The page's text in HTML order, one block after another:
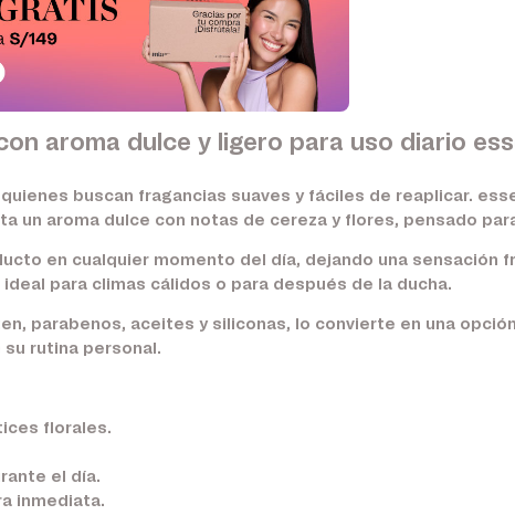
aroma dulce y ligero para uso diario
buscan fragancias suaves y fáciles de reaplicar.
un aroma dulce con notas de cereza y flores, pensado
en cualquier momento del día, dejando una sensación
para climas cálidos o para después de la ducha.
parabenos, aceites y siliconas, lo convierte en una
rutina personal.
florales.
el día.
inmediata.